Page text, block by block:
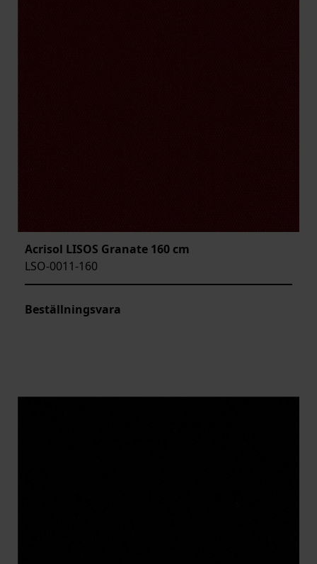
Acrisol LISOS Granate 160 cm
LSO-0011-160
Beställningsvara